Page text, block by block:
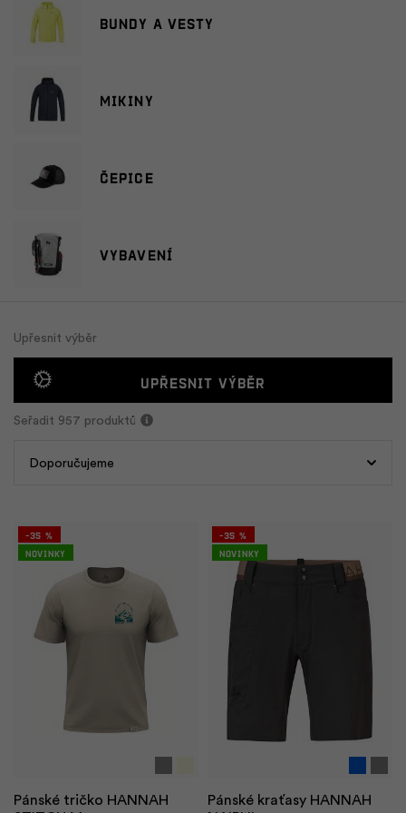
Bundy a vesty
Mikiny
Čepice
Vybavení
Seřadit 957 produktů
Upřesnit výběr
Upřesnit výběr
-35 %
Novinky
Pánské tričko HANNAH
-35 %
Novinky
Pánské kraťasy HANNAH